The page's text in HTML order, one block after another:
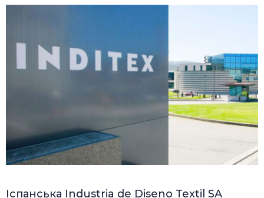
Іспанська Industria de Diseno Textil SA